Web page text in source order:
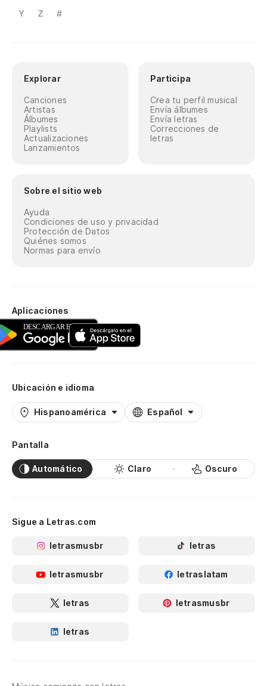
Y
Z #
Explorar
Canciones
Artistas
Álbumes
Playlists
Actualizaciones
Lanzamientos
Participa
Crea tu perfil musical
Envía álbumes
Envía letras
Correcciones de
letras
Sobre el sitio web
Ayuda
Condiciones de uso y privacidad
Protección de Datos
Quiénes somos
Normas para envío
Aplicaciones
Ubicación e idioma
Hispanoamérica Español
Pantalla
Automático Claro Oscuro
Sigue a Letras.com
letrasmusbr letras
letrasmusbr letraslatam
letras letrasmusbr
letras